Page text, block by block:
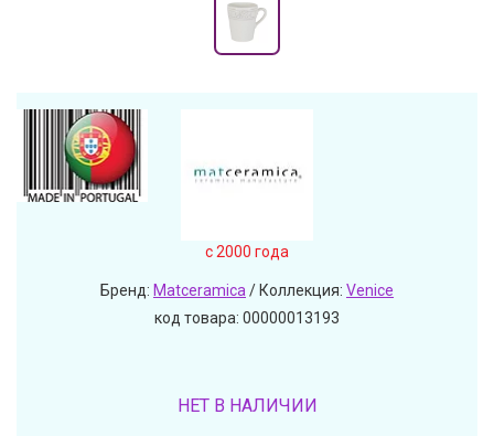
c 2000 года
Бренд: Matceramica/ Коллекция: Venice
код товара: 00000013193
НЕТ В НАЛИЧИИ